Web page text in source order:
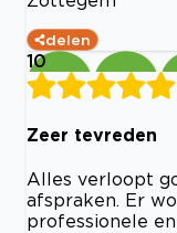
delen
10
Zeer tevreden
Alles verloopt
afspraken. Er
professionele